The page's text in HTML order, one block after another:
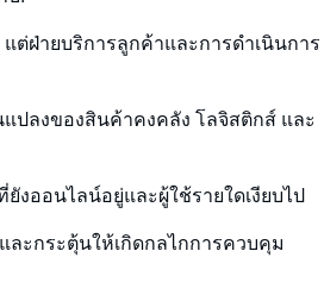
ต่ฝ่ายบริการลูกค้าและการดำเนินการ
ปลงของสินค้าคงคลัง โลจิสติกส์ และ
งออนไลน์อยู่และผู้ใช้รายใดเงียบไป
ะกระตุ้นให้เกิดกลไกการควบคุม